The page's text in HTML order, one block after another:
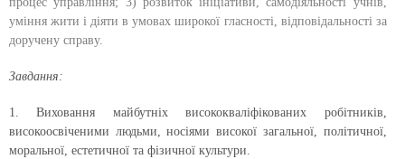
уміння жити і діяти в умовах широкої гласності, відповідальності за
доручену справу.
Завдання:
1. Виховання майбутніх висококваліфікованих робітників,
високоосвіченими людьми, носіями високої загальної, політичної,
моральної, естетичної та фізичної культури.